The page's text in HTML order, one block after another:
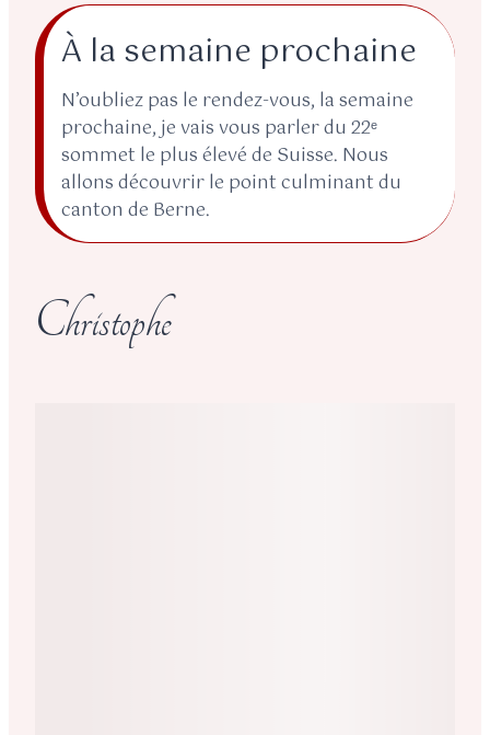
À la semaine prochaine
N’oubliez pas le rendez-vous, la semaine
prochaine, je vais vous parler du 22ᵉ
sommet le plus élevé de Suisse. Nous
allons découvrir le point culminant du
canton de Berne.
Christophe